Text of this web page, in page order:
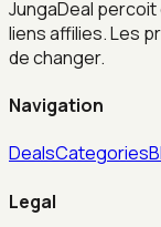
JungaDeal
liens affilies. Les
de changer.
Navigation
DealsCategories
Legal